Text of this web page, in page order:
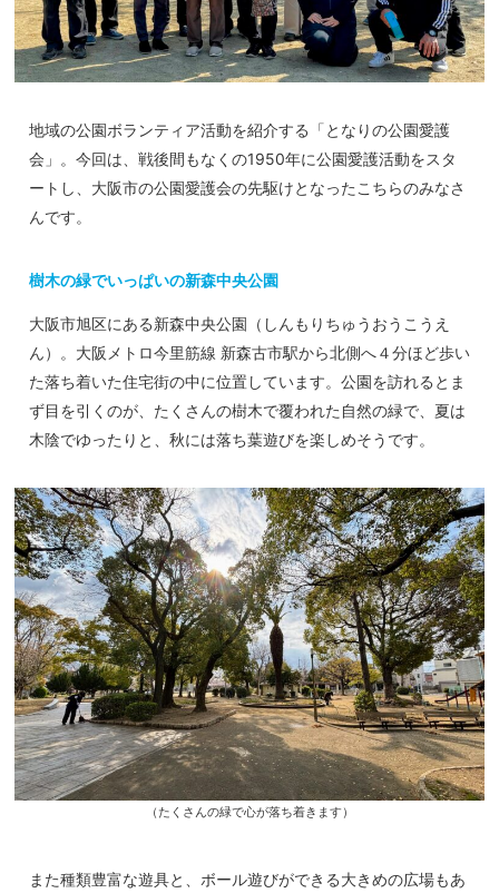
地域の公園ボランティア活動を紹介する「となりの公園愛護
会」。今回は、戦後間もなくの1950年に公園愛護活動をスタ
ートし、大阪市の公園愛護会の先駆けとなったこちらのみなさ
んです。
樹木の緑でいっぱいの新森中央公園
大阪市旭区にある新森中央公園（しんもりちゅうおうこうえ
ん）。大阪メトロ今里筋線 新森古市駅から北側へ４分ほど歩い
た落ち着いた住宅街の中に位置しています。公園を訪れるとま
ず目を引くのが、たくさんの樹木で覆われた自然の緑で、夏は
木陰でゆったりと、秋には落ち葉遊びを楽しめそうです。
（たくさんの緑で心が落ち着きます）
また種類豊富な遊具と、ボール遊びができる大きめの広場もあ